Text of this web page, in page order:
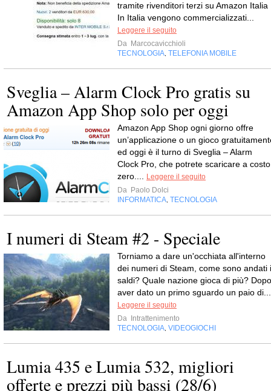
tramite rivenditori terzi su Amazon Italia
In Italia vengono commercializzati...
Leggere il seguito
Da Marcocavicchioli
TECNOLOGIA TELEFONIA MOBILE
Sveglia – Alarm Clock Pro gratis su
Amazon App Shop solo per oggi
Amazon App Shop ogni giorno offre
un’applicazione o un gioco
ed oggi è il turno di Sveglia – Alarm
Clock Pro, che potrete scaricare a costo
zero....
Leggere il seguito
Da Paolo Dolci
INFORMATICA TECNOLOGIA
I numeri di Steam #2 - Speciale
Torniamo a dare un'occhiata all'interno
dei numeri di Steam, come sono andati i
saldi? Quale nazione gioca di più? Dopo
aver dato un primo sguardo un paio di...
Leggere il seguito
Da
Intrattenimento
TECNOLOGIA VIDEOGIOCHI
Lumia 435 e Lumia 532, migliori
offerte e prezzi più bassi (28/6)